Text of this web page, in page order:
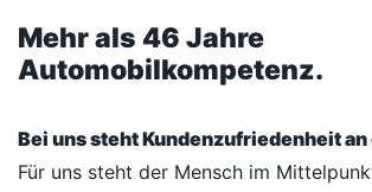
Mehr als 46 Jahre
Automobilkompetenz.
Bei uns steht Kundenzufriedenheit
Für uns steht der Mensch im